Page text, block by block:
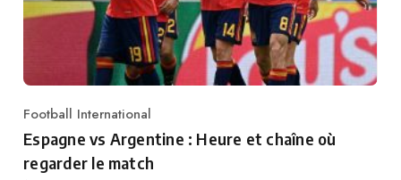
Category
Football International
Espagne vs Argentine : Heure et chaîne où
regarder le match